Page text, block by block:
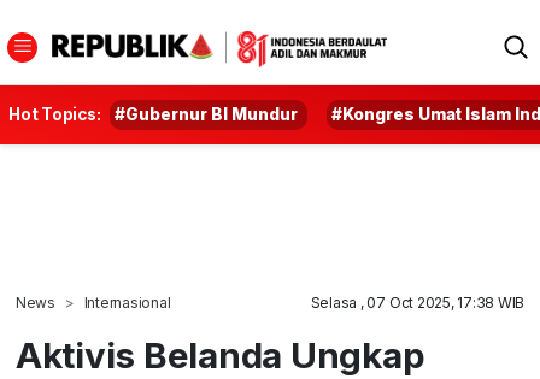
Hot Topics: #Gubernur BI Mundur #Kongres Umat Islam
News Internasional Selasa , 07 Oct 2025, 17:38 WIB
Aktivis Belanda Ungkap